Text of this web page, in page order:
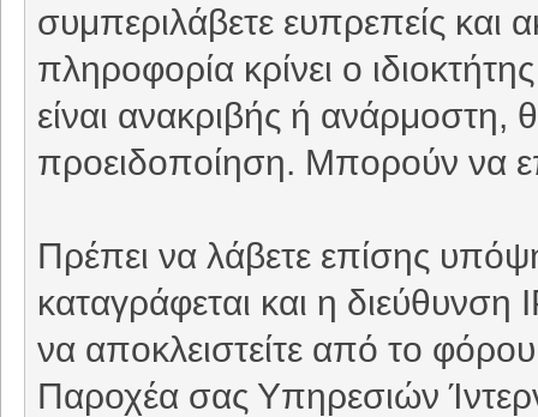
συμπεριλάβετε ευπρεπείς και
πληροφορία κρίνει ο
είναι ανακριβής ή ανάρμοστη,
προειδοποίηση. Μπορούν να
Πρέπει να λάβετε επίσης
καταγράφεται και η
να αποκλειστείτε από το
Παροχέα σας Υπηρεσιών